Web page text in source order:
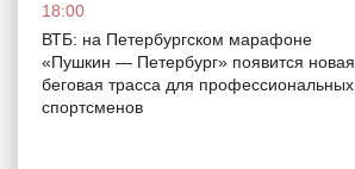
18:00
ВТБ: на Петербургском марафоне
«Пушкин — Петербург» появится новая
беговая трасса для профессиональных
спортсменов